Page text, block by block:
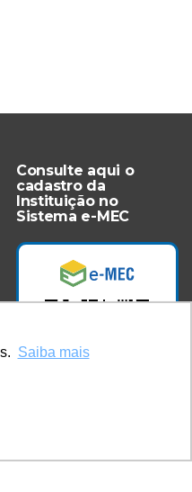
Saiba mais
Consulte aqui o
cadastro da
Instituição no
Sistema e-MEC